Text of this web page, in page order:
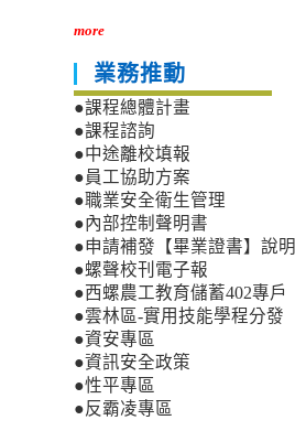
more
業務推動
●課程總體計畫
●課程諮詢
●中途離校填報
●員工協助方案
●職業安全衛生管理
●內部控制聲明書
●申請補發【畢業證書】說明
●螺聲校刊電子報
●西螺農工教育儲蓄402專戶
●雲林區-實用技能學程分發
●資安專區
●資訊安全政策
●性平專區
●反霸凌專區